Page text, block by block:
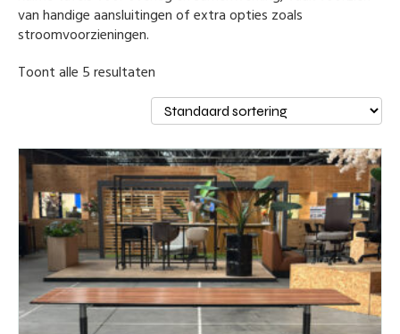
van handige aansluitingen of extra opties zoals
stroomvoorzieningen.
Toont alle 5 resultaten